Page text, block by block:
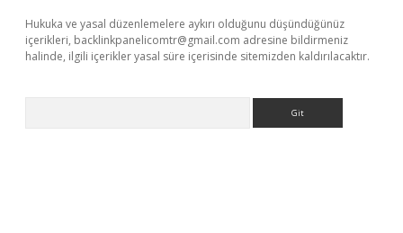
Hukuka ve yasal düzenlemelere aykırı olduğunu düşündüğünüz
içerikleri, backlinkpanelicomtr@gmail.com adresine bildirmeniz
halinde, ilgili içerikler yasal süre içerisinde sitemizden kaldırılacaktır.